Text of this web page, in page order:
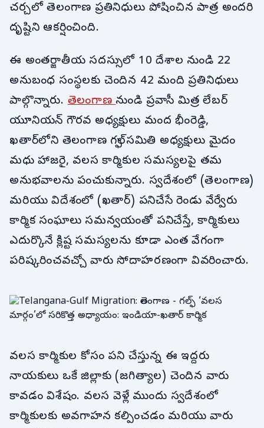
చర్చలో తెలంగాణ ప్రతినిధులు పోషించిన పాత్ర అందరి
దృష్టిని ఆకర్షించింది.
ఈ అంతర్జాతీయ సదస్సులో 10 దేశాల నుండి 22
అనుబంధ సంస్థలకు చెందిన 42 మంది ప్రతినిధులు
పాల్గొన్నారు.తెలంగాణనుండి ప్రవాసీ మిత్ర లేబర్
యూనియన్ గౌరవ అధ్యక్షులు మంద భీంరెడ్డి,
ఖతార్‌లోని తెలంగాణ గల్ఫ్ సమితి అధ్యక్షులు మైదం
మధు హాజరై, వలస కార్మికుల సమస్యలపై తమ
అనుభవాలను పంచుకున్నారు. స్వదేశంలో (తెలంగాణ)
మరియు విదేశంలో (ఖతార్) పనిచేసే రెండు వేర్వేరు
కార్మిక సంఘాలు సమన్వయంతో పనిచేస్తే, కార్మికులు
ఎదుర్కొనే క్లిష్ట సమస్యలను కూడా ఎంత వేగంగా
పరిష్కరించవచ్చో వారు సోదాహరణంగా వివరించారు.
వలస కార్మికుల కోసం పని చేస్తున్న ఈ ఇద్దరు
నాయకులు ఒకే జిల్లాకు (జగిత్యాల) చెందిన వారు
కావడం విశేషం. వలస వెళ్లే ముందు స్వదేశంలో
కార్మికులకు అవగాహన కల్పించడం మరియు వారు